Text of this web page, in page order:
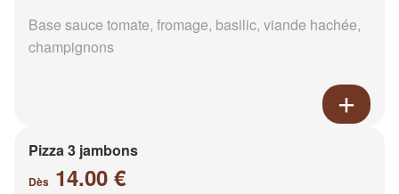
Base sauce tomate, fromage, basilic, viande hachée,
champignons
Pizza 3 jambons
Dès 14.00 €